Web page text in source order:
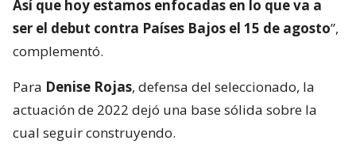
Así que hoy estamos enfocadas en lo que va a
ser el debut contra Países Bajos el 15 de agosto”,
complementó.
Para Denise Rojas, defensa del seleccionado, la
actuación de 2022 dejó una base sólida sobre la
cual seguir construyendo.